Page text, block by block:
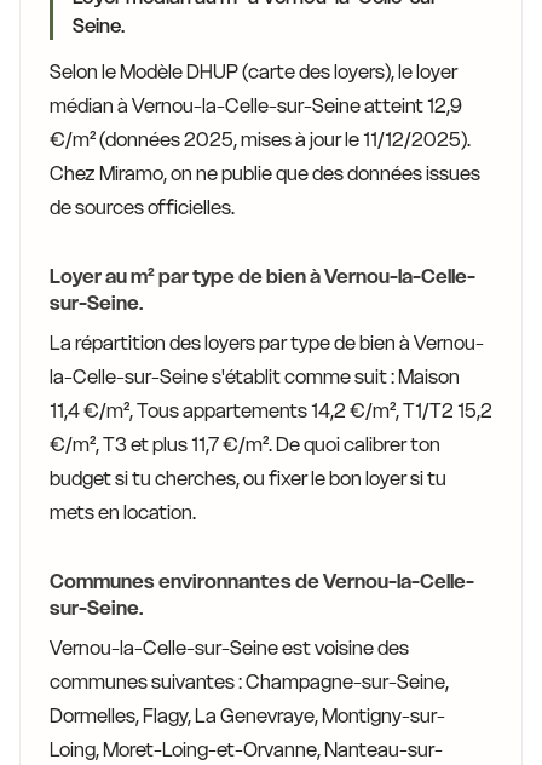
Seine.
Selon le Modèle DHUP (carte des loyers), le loyer
médian à Vernou-la-Celle-sur-Seine atteint 12,9
€/m² (données 2025, mises à jour le 11/12/2025).
Chez Miramo, on ne publie que des données issues
de sources officielles.
Loyer au m² par type de bien à Vernou-la-Celle-
sur-Seine.
La répartition des loyers par type de bien à Vernou-
la-Celle-sur-Seine s'établit comme suit : Maison
11,4 €/m², Tous appartements 14,2 €/m², T1/T2 15,2
€/m², T3 et plus 11,7 €/m². De quoi calibrer ton
budget si tu cherches, ou fixer le bon loyer si tu
mets en location.
Communes environnantes de Vernou-la-Celle-
sur-Seine.
Vernou-la-Celle-sur-Seine est voisine des
communes suivantes : Champagne-sur-Seine,
Dormelles, Flagy, La Genevraye, Montigny-sur-
Loing, Moret-Loing-et-Orvanne, Nanteau-sur-